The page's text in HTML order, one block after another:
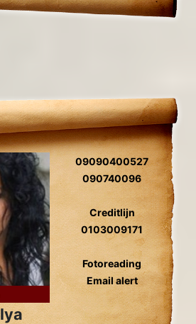
09090400527
090740096
Creditlijn
0103009171
Fotoreading
Email alert